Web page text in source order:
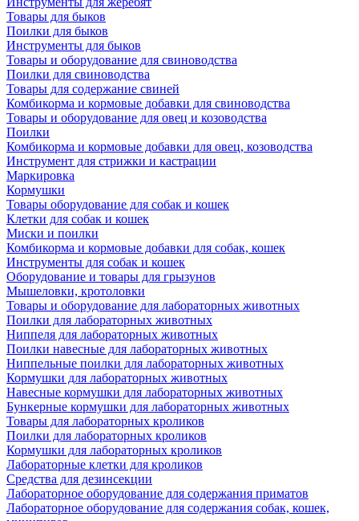
Товары для быков
Поилки для быков
Инструменты для быков
Товары и оборудование для свиноводства
Поилки для свиноводства
Товары для содержание свиней
Комбикорма и кормовые добавки для свиноводства
Товары и оборудование для овец и козоводства
Поилки
Комбикорма и кормовые добавки для овец, козоводства
Инструмент для стрижки и кастрации
Маркировка
Кормушки
Товары оборудование для собак и кошек
Клетки для собак и кошек
Миски и поилки
Комбикорма и кормовые добавки для собак, кошек
Инструменты для собак и кошек
Оборудование и товары для грызунов
Мышеловки, кротоловки
Товары и оборудование для лабораторных животных
Поилки для лабораторных животных
Ниппеля для лабораторных животных
Поилки навесные для лабораторных животных
Ниппельные поилки для лабораторных животных
Кормушки для лабораторных животных
Навесные кормушки для лабораторных животных
Бункерные кормушки для лабораторных животных
Товары для лабораторных кроликов
Поилки для лабораторных кроликов
Кормушки для лабораторных кроликов
Лабораторные клетки для кроликов
Средства для дезинсекции
Лабораторное оборудование для содержания приматов
Лабораторное оборудование для содержания собак, кошек,